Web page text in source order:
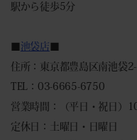
駅から徒歩5分
■池袋店■
住所：東京都豊島区南池袋
TEL：03-6665-6750
営業時間：（平日・祝日）
定休日：土曜日・日曜日